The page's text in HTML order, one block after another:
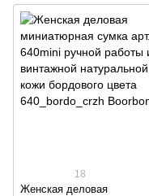
бордового цвета
18
Женская деловая